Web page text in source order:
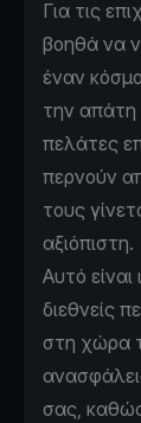
Για τις
βοηθά να
έναν
την απάτη
πελάτες
περνούν
τους
αξιόπιστη.
Αυτό είναι
διεθνείς
στη χώρα
σας,